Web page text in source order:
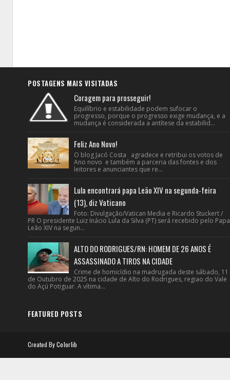
POSTAGENS MAIS VISITADAS
Coragem para prosseguir!
Equilíbrio e estabilidade podem sufocar o
progresso, porque o progresso exige mudança, e a
mudança é considerada a antítese da estabilid...
Feliz Ano Novo!
O blog Jacó Costa agradece e retribui os votos de
Ano novo e também a parceria das fontes e dos
leitores e anunciantes que re...
Lula encontrará papa Leão XIV na segunda-feira
(13), diz Vaticano
Foto: Divulgação/Vatican Media e Ricardo Stuckert /
PR O presidente Luiz Inácio Lula da Silva (PT) será recebido pelo Papa
Leão XIV na segun...
ALTO DO RODRIGUES/RN: HOMEM DE 26 ANOS É
ASSASSINADO A TIROS NA CIDADE
Crime de homicídio na madrugada deste sábado, 11
de Outubro de 2025 na cidade de Alto do Rodrigues, regiao do Vale
do Açú Potiguar. A vítima...
FEATURED POSTS
Created ByColorlib